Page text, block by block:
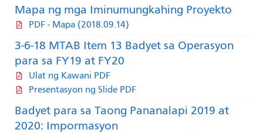
Mapa ng mga Iminumungkahing Proyekto
PDF - Mapa (2018.09.14)
3-6-18 MTAB Item 13 Badyet sa Operasyon
para sa FY19 at FY20
Ulat ng Kawani PDF
Presentasyon ng Slide PDF
Badyet para sa Taong Pananalapi 2019 at
2020: Impormasyon